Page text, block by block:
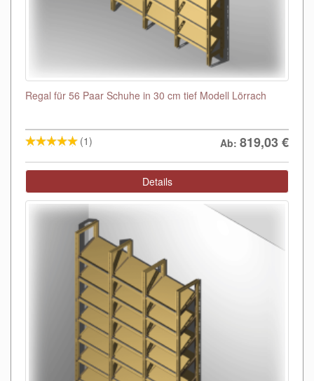
Regal für 56 Paar Schuhe in 30 cm tief Modell Lörrach
(1) Ab: 819,03€
Details